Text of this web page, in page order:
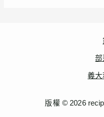
部
義
版權 © 2026